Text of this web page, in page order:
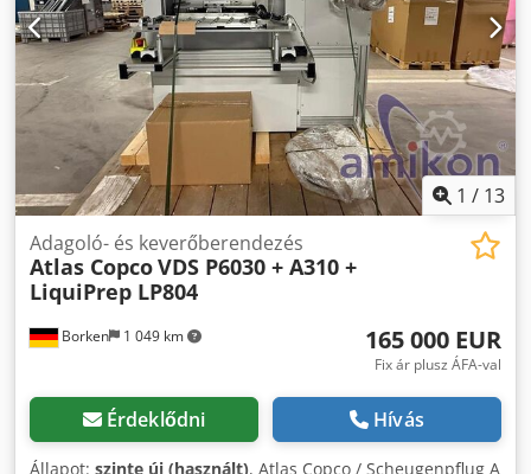
1 / 13
Borken 1 049 km
Adagoló- és keverőberendezés
Atlas CopcoVDS P6030 + A310 +
LiquiPrep LP804
165 000 EUR
Fix ár plusz ÁFA-val
Érdeklődni Hívás
Állapot: szinte új (használt), Atlas Copco / Scheugenpflug A